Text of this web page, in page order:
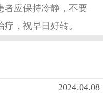
者应保持冷静，不要
，祝早日好转。
2024.04.08